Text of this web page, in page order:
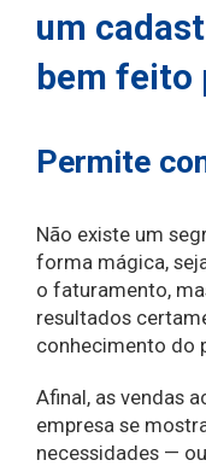
um
bem feito
Permite
Não existe um
forma mágica,
o faturamento,
resultados
conhecimento do
Afinal, as vendas
empresa se
necessidades —